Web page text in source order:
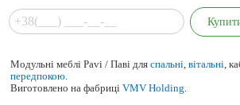
Модульні меблі Pavi / Паві дляспальні ,вітальні ,
передпокою
Виготовлено на фабриціVMV Holding